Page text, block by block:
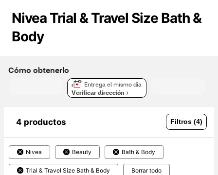
Nivea Trial & Travel Size Bath &
Body
Cómo obtenerlo
Entrega el mismo día
Verificar dirección
4 productos Filtros (4)
Nivea Beauty Bath & Body
Trial & Travel Size Bath & Body Borrar todo